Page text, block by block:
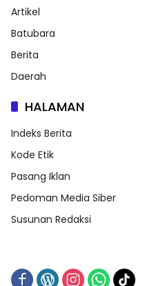
Artikel
Batubara
Berita
Daerah
HALAMAN
Indeks Berita
Kode Etik
Pasang Iklan
Pedoman Media Siber
Susunan Redaksi